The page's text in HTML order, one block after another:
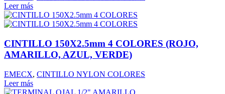
Leer más
CINTILLO 150X2.5mm 4 COLORES (ROJO,
AMARILLO, AZUL, VERDE)
EMECX, CINTILLO NYLON COLORES
Leer más